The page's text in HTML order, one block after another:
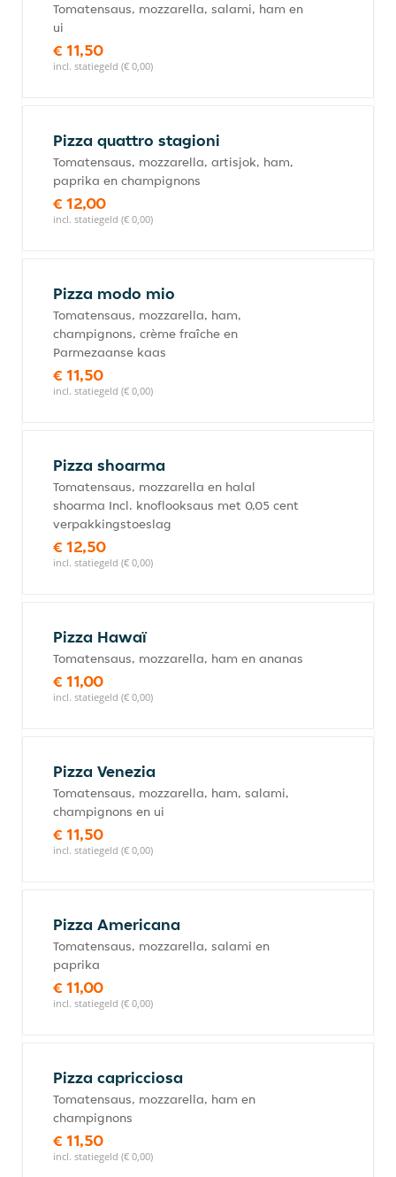
Tomatensaus, mozzarella, salami, ham en
ui
€ 11,50
incl. statiegeld (€ 0,00)
Pizza quattro stagioni
Tomatensaus, mozzarella, artisjok, ham,
paprika en champignons
€ 12,00
incl. statiegeld (€ 0,00)
Pizza modo mio
Tomatensaus, mozzarella, ham,
champignons, crème fraîche en
Parmezaanse kaas
€ 11,50
incl. statiegeld (€ 0,00)
Pizza shoarma
Tomatensaus, mozzarella en halal
shoarma Incl. knoflooksaus met 0,05 cent
verpakkingstoeslag
€ 12,50
incl. statiegeld (€ 0,00)
Pizza Hawaï
Tomatensaus, mozzarella, ham en ananas
€ 11,00
incl. statiegeld (€ 0,00)
Pizza Venezia
Tomatensaus, mozzarella, ham, salami,
champignons en ui
€ 11,50
incl. statiegeld (€ 0,00)
Pizza Americana
Tomatensaus, mozzarella, salami en
paprika
€ 11,00
incl. statiegeld (€ 0,00)
Pizza capricciosa
Tomatensaus, mozzarella, ham en
champignons
€ 11,50
incl. statiegeld (€ 0,00)